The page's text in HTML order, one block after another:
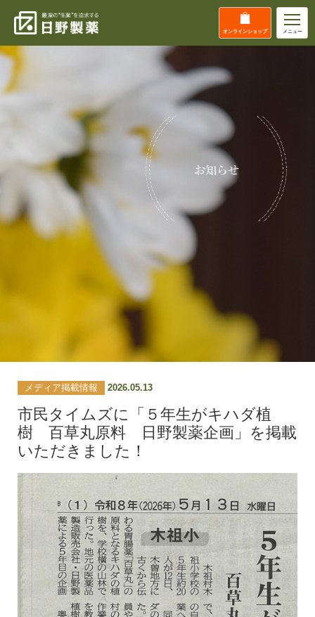
オンラインショップ メニュー
メディア掲載情報 2026.05.13
市民タイムズに「５年生がキハダ植
樹 百草丸原料 日野製薬企画」を掲載
いただきました！